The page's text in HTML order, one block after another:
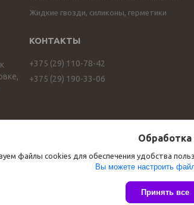
Жидкие гвозди, силиконы, герметики
+375 (29) 110-78-42
+375 (29) 190-33-06
Сайт создан
Политика
файлы cookies для обеспечения удобства
Вы можете настроить
Принять все